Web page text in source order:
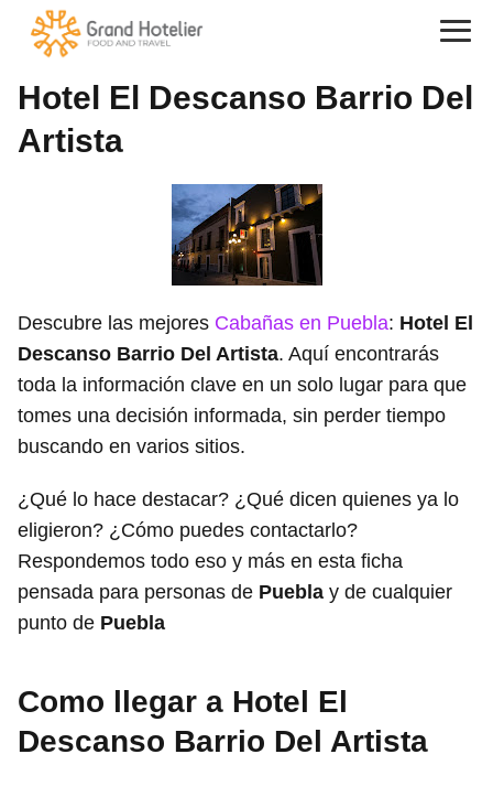
Hotel El Descanso Barrio Del
Artista
Descubre las mejores Cabañas en Puebla: Hotel El
Descanso Barrio Del Artista. Aquí encontrarás
toda la información clave en un solo lugar para que
tomes una decisión informada, sin perder tiempo
buscando en varios sitios.
¿Qué lo hace destacar? ¿Qué dicen quienes ya lo
eligieron? ¿Cómo puedes contactarlo?
Respondemos todo eso y más en esta ficha
pensada para personas de Puebla y de cualquier
punto de Puebla
Como llegar a Hotel El
Descanso Barrio Del Artista